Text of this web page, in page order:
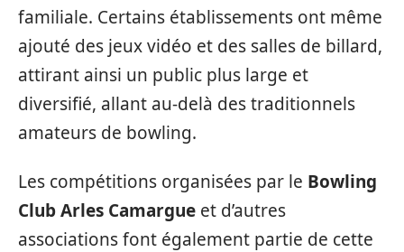
familiale. Certains établissements ont même
ajouté des jeux vidéo et des salles de billard,
attirant ainsi un public plus large et
diversifié, allant au-delà des traditionnels
amateurs de bowling.
Les compétitions organisées par le Bowling
Club Arles Camargue et d’autres
associations font également partie de cette